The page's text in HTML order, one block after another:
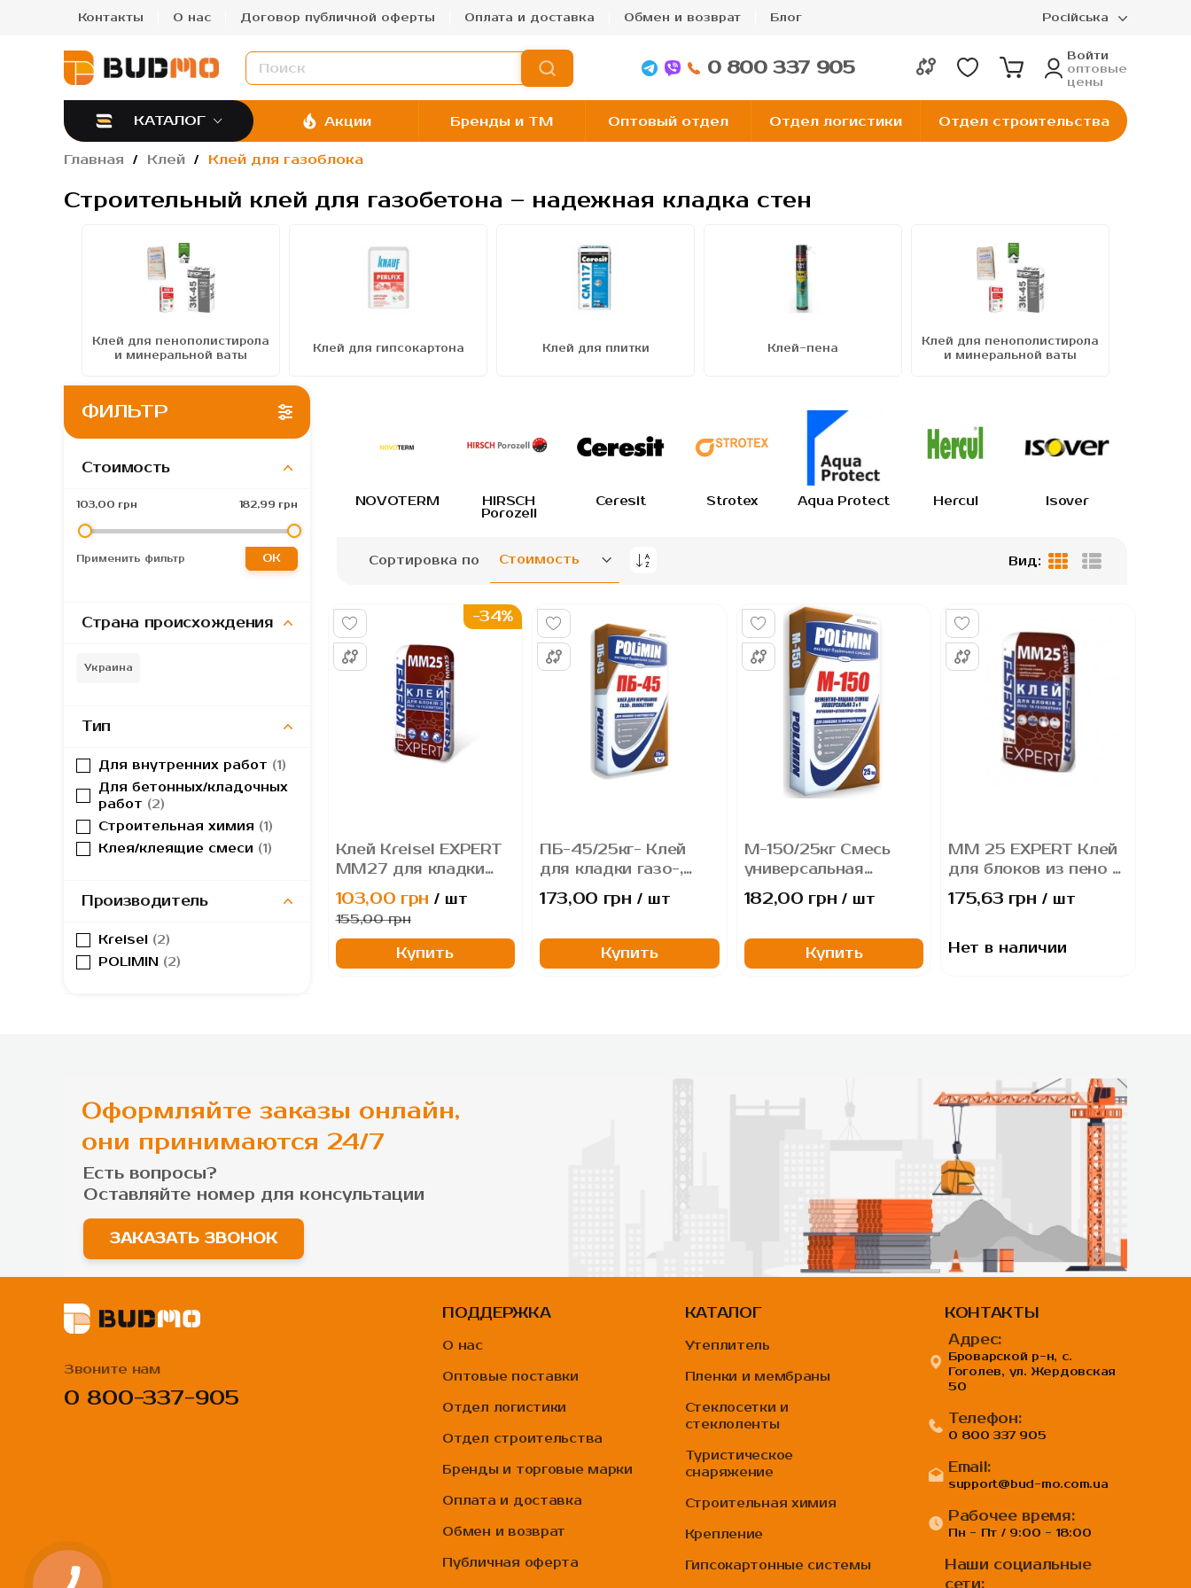
Контакты О нас Договор публичной оферты Оплата и доставка Обмен и возврат Блог Російська
КАТАЛОГ
0 800 337 905
Войти
оптовые
цены
Акции Бренды и TM Оптовый отдел Отдел логистики Отдел строительства
Главная Клей Клей для газоблока
Строительный клей для газобетона – надежная кладка стен
Клей для пенополистирола
и минеральной ваты
Клей для гипсокартона Клей для плитки Клей-пена
Клей для пенополистирола
и минеральной ваты
Gordon Kronospan NOVOTERM
HIRSCH
Porozell
Ceresit Strotex Aqua Protect Hercul Isover
Сортировка по
Задать
Вид:
-34%
Клей Kreisel EXPERT
ММ27 для кладки
газоблоков, 25 кг
103,00 грн / шт
155,00 грн
Купить
ПБ-45/25кг- Клей
для кладки газо-,
пенобетона Polimin
173,00 грн / шт
Купить
М-150/25кг Смесь
универсальная
Polimin 3в1 (кладка/
штукатурка/стяжка)
182,00 грн / шт
Купить
ММ 25 EXPERT Клей
для блоков из пено и
газобетона (25 кг)
175,63 грн / шт
Нет в наличии
ФИЛЬТР
Стоимость
103,00 грн 182,99 грн
Применить фильтр OK
Страна происхождения
Украина
Тип
Для внутренних работ
1
Для бетонных/кладочных
работ
2
Строительная химия
1
Клея/клеящие смеси
1
Производитель
Kreisel
2
POLIMIN
2
Оформляйте заказы онлайн,
они принимаются 24/7
Есть вопросы?
Оставляйте номер для консультации
ЗАКАЗАТЬ ЗВОНОК
Звоните нам
0 800-337-905
ПОДДЕРЖКА
О нас
Оптовые поставки
Отдел логистики
Отдел строительства
Бренды и торговые марки
Оплата и доставка
Обмен и возврат
Публичная оферта
КАТАЛОГ
Утеплитель
Пленки и мембраны
Стеклосетки и
стеклоленты
Туристическое
снаряжение
Строительная химия
Крепление
Гипсокартонные системы
КОНТАКТЫ
Адрес:
Броварской р-н, с.
Гоголев, ул. Жердовская
50
Телефон:
0 800 337 905
Email:
support@bud-mo.com.ua
Рабочее время:
Пн - Пт / 9:00 - 18:00
Наши социальные
сети: